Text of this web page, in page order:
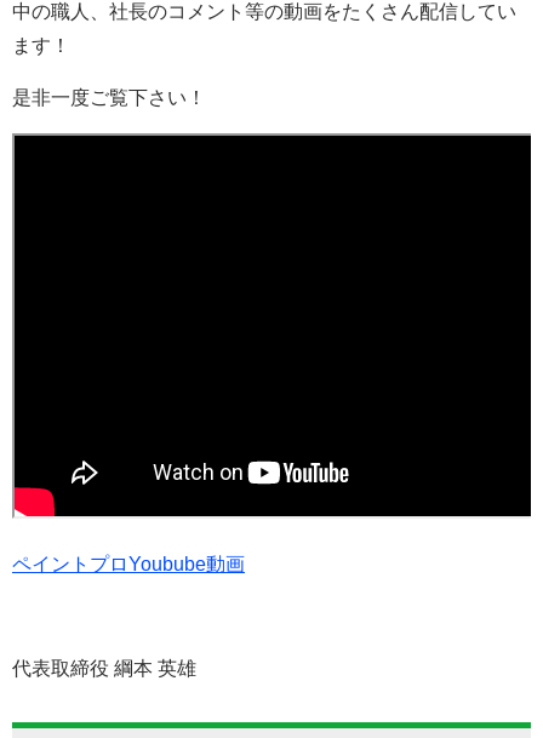
中の職人、社長のコメント等の動画をたくさん配信してい
ます！
是非一度ご覧下さい！
ペイントプロYoubube動画
代表取締役 綱本 英雄